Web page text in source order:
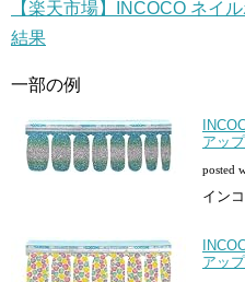
【楽天市場】INCOCO ネイ
結果
一部の例
アッ
posted
イン
アッ